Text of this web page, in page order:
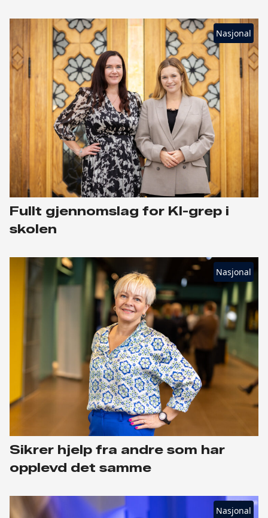
Nasjonal
Fullt gjennomslag for KI-grep i
skolen
Nasjonal
Sikrer hjelp fra andre som har
opplevd det samme
Nasjonal